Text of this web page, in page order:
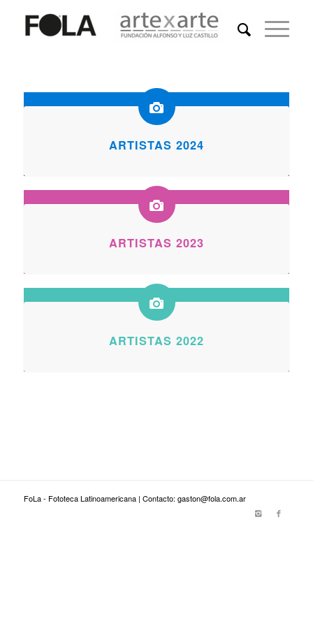
ARTISTAS 2024
ARTISTAS 2023
ARTISTAS 2022
FoLa - Fototeca Latinoamericana | Contacto: gaston@fola.com.ar